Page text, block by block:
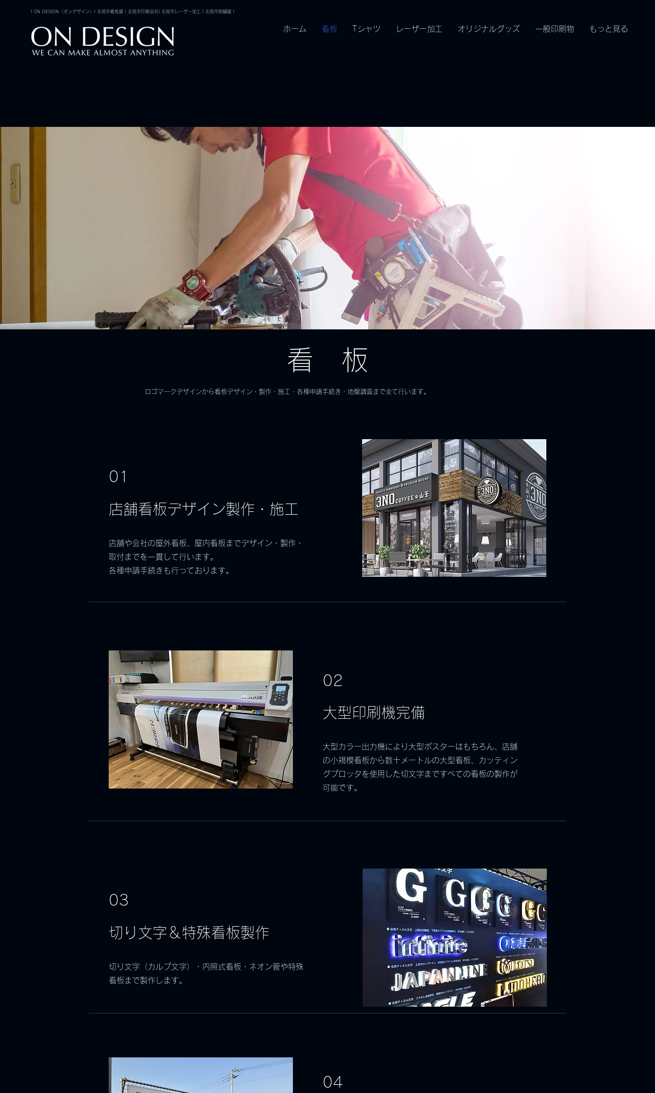
| ON DESIGN（オンデザイン）| 北見市看板屋 | 北見市印刷会社| 北見市レーザー加工 | 北見市刺繍屋 |
ホーム 看板 Tシャツ レーザー加工 オリジナルグッズ 一般印刷物 もっと見る
ロゴマークデザインから看板デザイン・製作・施工・各種申請手続き・地盤調査まで全て行います。
看 板
01
店舗看板デザイン製作・施工
店舗や会社の屋外看板、屋内看板までデザイン・製作・
取付までを一貫して行います。
​各種申請手続きも行っております。
02
大型印刷機完備
大型カラー出力機により大型ポスターはもちろん、店舗
の小規模看板から数十メートルの大型看板、カッティン
グプロッタを使用した切文字まですべての看板の製作が
可能です。
03
切り文字＆特殊看板製作
​切り文字（カルプ文字）・内照式看板・ネオン管や特殊
看板まで製作します。
04